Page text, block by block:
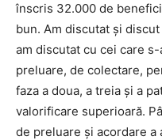
înscris 32.000 de
bun. Am discutat și
am discutat cu cei care
preluare, de colectare,
faza a doua, a treia și a
valorificare superioară.
de preluare și acordare a